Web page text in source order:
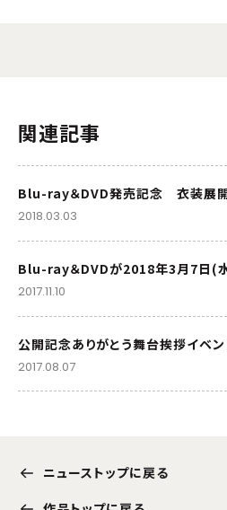
関連記事
Blu-ray＆DVD発売記念 衣装展開
2018.03.03
Blu-ray＆DVDが2018年3月7日(
2017.11.10
公開記念ありがとう舞台挨拶イベン
2017.08.07
ニューストップに戻る